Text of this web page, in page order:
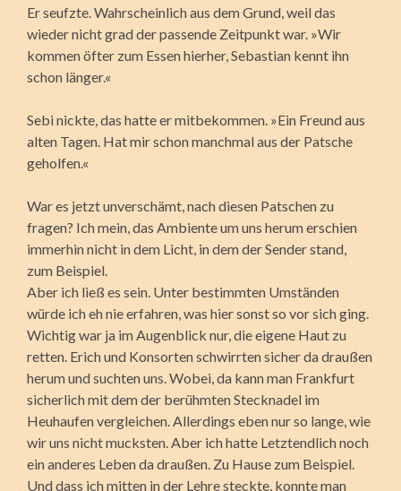
Er seufzte. Wahrscheinlich aus dem Grund, weil das
wieder nicht grad der passende Zeitpunkt war. »Wir
kommen öfter zum Essen hierher, Sebastian kennt ihn
schon länger.«
Sebi nickte, das hatte er mitbekommen. »Ein Freund aus
alten Tagen. Hat mir schon manchmal aus der Patsche
geholfen.«
War es jetzt unverschämt, nach diesen Patschen zu
fragen? Ich mein, das Ambiente um uns herum erschien
immerhin nicht in dem Licht, in dem der Sender stand,
zum Beispiel.
Aber ich ließ es sein. Unter bestimmten Umständen
würde ich eh nie erfahren, was hier sonst so vor sich ging.
Wichtig war ja im Augenblick nur, die eigene Haut zu
retten. Erich und Konsorten schwirrten sicher da draußen
herum und suchten uns. Wobei, da kann man Frankfurt
sicherlich mit dem der berühmten Stecknadel im
Heuhaufen vergleichen. Allerdings eben nur so lange, wie
wir uns nicht mucksten. Aber ich hatte Letztendlich noch
ein anderes Leben da draußen. Zu Hause zum Beispiel.
Und dass ich mitten in der Lehre steckte, konnte man